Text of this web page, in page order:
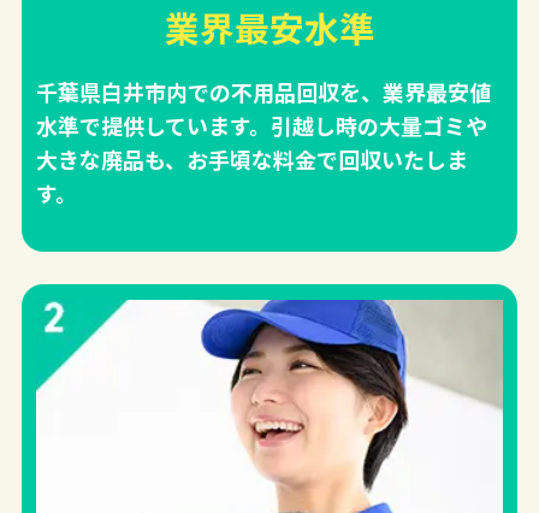
業界最安水準
千葉県白井市内での不用品回収を、業界最安値
水準で提供しています。引越し時の大量ゴミや
大きな廃品も、お手頃な料金で回収いたしま
す。